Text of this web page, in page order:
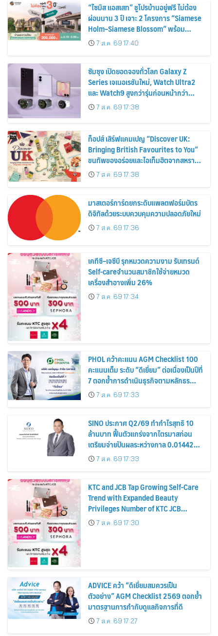
“ไซมิส แอสเสท” ชูโปรบ้านอยู่ฟรี ไม่ต้อง
ผ่อนนาน 3 ปี เจาะ 2 โครงการ “Siamese
Holm–Siamese Blossom” พร้อม
ส่วนลดและสิทธิพิเศษถึง 31 สิงหาคม
2569
7 ส.ค. 69 17:40
ซัมซุง เปิดยอดจองทั่วโลก Galaxy Z
Series เจเนอเรชันใหม่, Watch Ultra2
และ Watch9 สูงกว่ารุ่นก่อนหน้ากว่า
30%7 ส.ค. 69 17:38
ท็อปส์ เสิร์ฟแคมเปญ “Discover UK:
Bringing British Favourites to You”
ขนทัพของอร่อยและไอเท็มฮิตจากสหราช
อาณาจักร ส่งตรงถึงมือตั้งแต่วันนี้ – 18
สิงหาคมนี้
7 ส.ค. 69 17:38
มาสเตอร์การ์ดยกระดับแพลตฟอร์มบัตร
ดิจิทัลด้วยระบบควบคุมความปลอดภัยใหม่
7 ส.ค. 69 17:36
เคทีซี–เจซีบี รุกหมวดความงาม รับเทรนด์
Self-careจำนวนสมาชิกใช้จ่ายหมวด
เครื่องสำอางเพิ่ม 26%
7 ส.ค. 69 17:34
PHOL คว้าคะแนน AGM Checklist 100
คะแนนเต็ม ระดับ “ดีเยี่ยม” ต่อเนื่องเป็นปีที่
7 ตอกย้ำการดำเนินธุรกิจตามหลักธร
รมาภิบาล โปร่งใส สร้างความเชื่อมั่นผู้ถือ
หุ้น
7 ส.ค. 69 17:33
SINO ประกาศ Q2/69 ทำกำไรสุทธิ 10
ล้านบาท ฟื้นตัวแกร่งจากไตรมาสก่อน
เตรียมจ่ายปันผลระหว่างกาล 0.014423
บาทต่อหุ้น ครึ่งปีหลังมุ่งเติบโตต่อเนื่อง
7 ส.ค. 69 17:33
KTC and JCB Tap Growing Self-Care
Trend with Expanded Beauty
Privileges Number of KTC JCB
Cardmembers Spending on
Cosmetics Rises 26%
7 ส.ค. 69 17:30
ADVICE คว้า “ดีเยี่ยมสมควรเป็น
ตัวอย่าง” AGM Checklist 2569 ตอกย้ำ
มาตรฐานการกำกับดูแลกิจการที่ดี
7 ส.ค. 69 17:27